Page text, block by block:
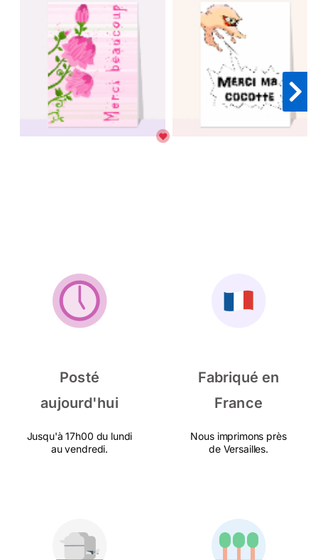
Posté
aujourd'hui
Jusqu'à 17h00 du lundi
au vendredi.
Fabriqué en
France
Nous imprimons près
de Versailles.